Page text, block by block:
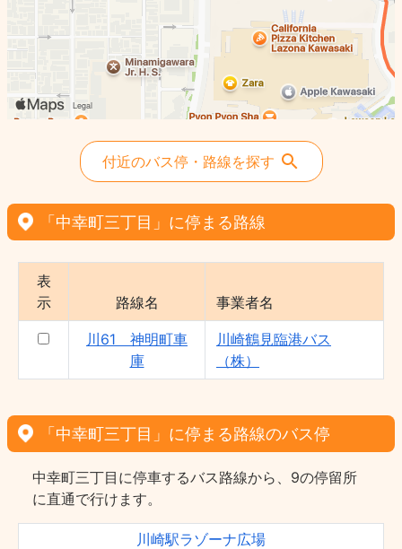
付近のバス停・路線を探す
「中幸町三丁目」に停まる路線
表
示
路線名 事業者名
川61 神明町車
庫
川崎鶴見臨港バス
（株）
「中幸町三丁目」に停まる路線のバス停
中幸町三丁目に停車するバス路線から、9の停留所
に直通で行けます。
川崎駅ラゾーナ広場